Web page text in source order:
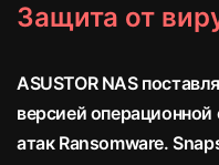
Защита от
ASUSTOR NAS
версией
атак Ransomware.